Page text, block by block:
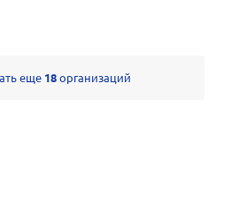
еще 18организаций